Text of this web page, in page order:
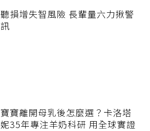
聽損增失智風險 長輩量六力揪警
訊
寶寶離開母乳後怎麼選？卡洛塔
妮35年專注羊奶科研 用全球實證